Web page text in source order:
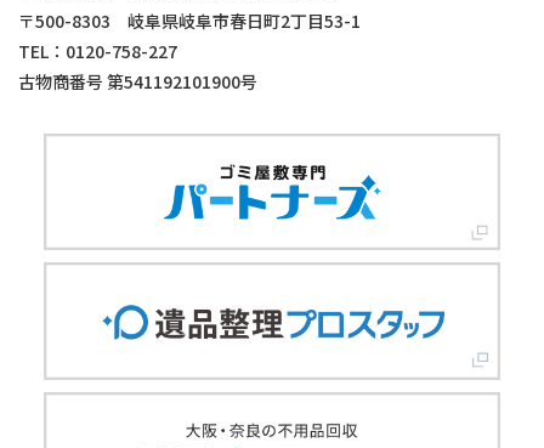
〒500-8303 岐阜県岐阜市春日町2丁目53-1
TEL：0120-758-227
古物商番号 第541192101900号